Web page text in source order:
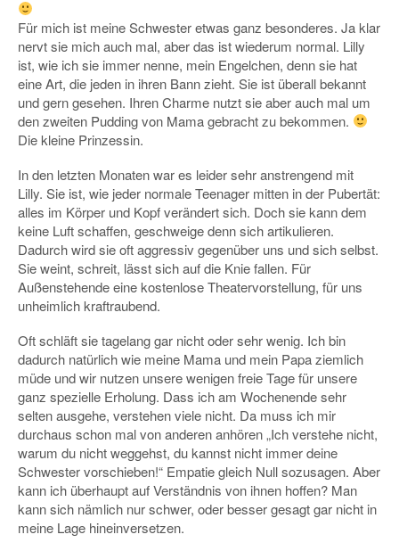
Für mich ist meine Schwester etwas ganz besonderes. Ja klar
nervt sie mich auch mal, aber das ist wiederum normal. Lilly
ist, wie ich sie immer nenne, mein Engelchen, denn sie hat
eine Art, die jeden in ihren Bann zieht. Sie ist überall bekannt
und gern gesehen. Ihren Charme nutzt sie aber auch mal um
den zweiten Pudding von Mama gebracht zu bekommen.
Die kleine Prinzessin.
In den letzten Monaten war es leider sehr anstrengend mit
Lilly. Sie ist, wie jeder normale Teenager mitten in der Pubertät:
alles im Körper und Kopf verändert sich. Doch sie kann dem
keine Luft schaffen, geschweige denn sich artikulieren.
Dadurch wird sie oft aggressiv gegenüber uns und sich selbst.
Sie weint, schreit, lässt sich auf die Knie fallen. Für
Außenstehende eine kostenlose Theatervorstellung, für uns
unheimlich kraftraubend.
Oft schläft sie tagelang gar nicht oder sehr wenig. Ich bin
dadurch natürlich wie meine Mama und mein Papa ziemlich
müde und wir nutzen unsere wenigen freie Tage für unsere
ganz spezielle Erholung. Dass ich am Wochenende sehr
selten ausgehe, verstehen viele nicht. Da muss ich mir
durchaus schon mal von anderen anhören „Ich verstehe nicht,
warum du nicht weggehst, du kannst nicht immer deine
Schwester vorschieben!“ Empatie gleich Null sozusagen. Aber
kann ich überhaupt auf Verständnis von ihnen hoffen? Man
kann sich nämlich nur schwer, oder besser gesagt gar nicht in
meine Lage hineinversetzen.